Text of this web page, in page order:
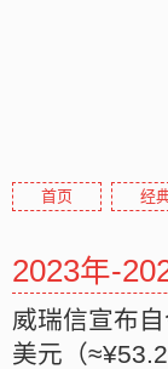
首页 经
2023年-
威瑞信宣布
美元（